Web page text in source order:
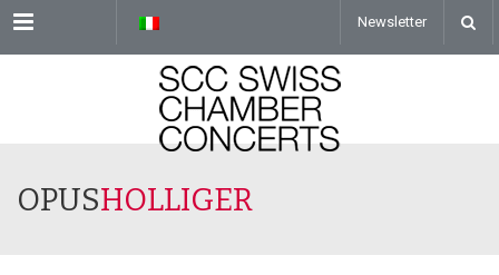
Menu Newsletter
OPUSHOLLIGER